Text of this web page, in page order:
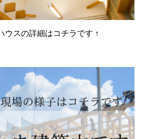
ウスの詳細はコチラです ↑